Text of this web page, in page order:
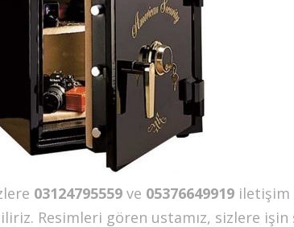
03124795559 ve 05376649919 iletişim
Resimleri gören ustamız, sizlere işin